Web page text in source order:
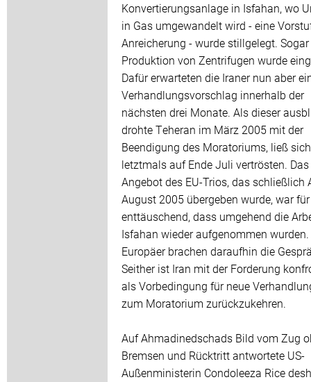
Konvertierungsanlage in Isfahan, wo
in Gas umgewandelt wird - eine
Anreicherung - wurde stillgelegt.
Produktion von Zentrifugen wurde
Dafür erwarteten die Iraner nun aber
Verhandlungsvorschlag innerhalb der
nächsten drei Monate. Als dieser
drohte Teheran im März 2005 mit der
Beendigung des Moratoriums, ließ
letztmals auf Ende Juli vertrösten. Das
Angebot des EU-Trios, das schließlich
August 2005 übergeben wurde, war
enttäuschend, dass umgehend die
Isfahan wieder aufgenommen wurden.
Europäer brachen daraufhin die
Seither ist Iran mit der Forderung
als Vorbedingung für neue
zum Moratorium zurückzukehren.
Auf Ahmadinedschads Bild vom Zug
Bremsen und Rücktritt antwortete US-
Außenministerin Condoleeza Rice